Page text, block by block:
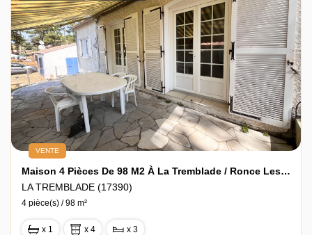
VENTE
Maison 4 Pièces De 98 M2 À La Tremblade / Ronce Les Bains
LA TREMBLADE (17390)
4 pièce(s) / 98 m²
x 1 x 4 x 3